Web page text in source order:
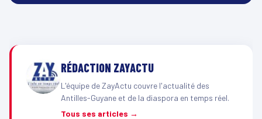
RÉDACTION ZAYACTU
L'équipe de ZayActu couvre l'actualité des
Antilles-Guyane et de la diaspora en temps réel.
Tous ses articles →